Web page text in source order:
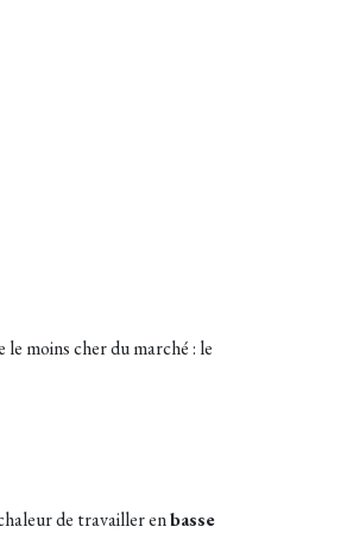
moins cher du marché : le
de travailler enbasse